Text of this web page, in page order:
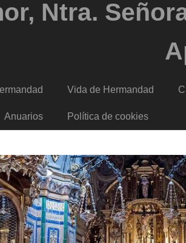
Ntra.
Vida de Hermandad
Anuarios Política de cookies